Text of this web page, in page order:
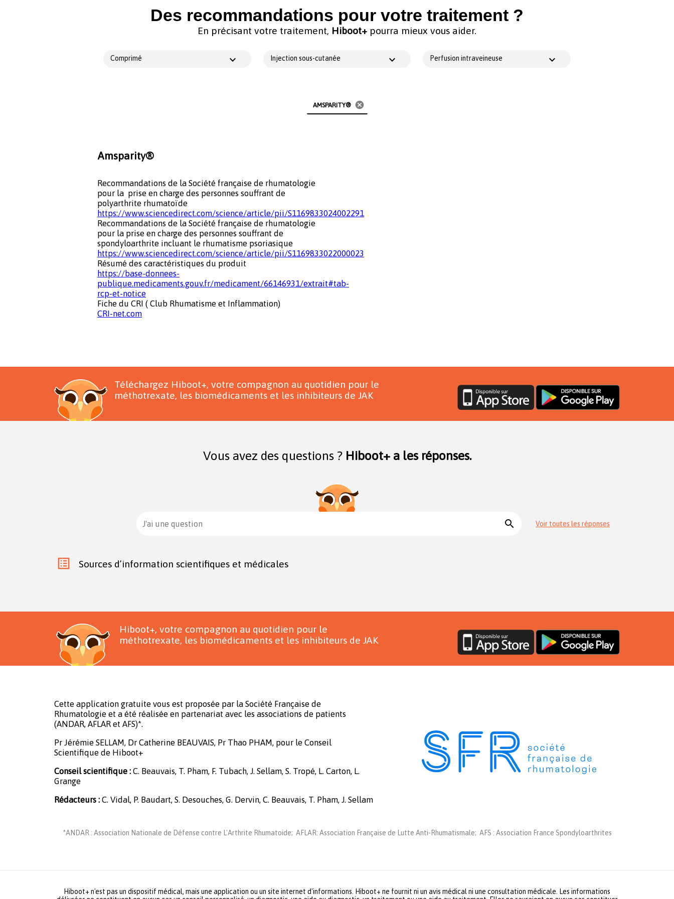
Des recommandations pour votre traitement ?
En précisant votre traitement, Hiboot+ pourra mieux vous aider.
Comprimé Injection sous-cutanée Perfusion intraveineuse
AMSPARITY® cancel
Amsparity®
Recommandations de la Société française de rhumatologie
pour la prise en charge des personnes souffrant de
polyarthrite rhumatoïde
https://www.sciencedirect.com/science/article/pii/S1169833024002291
Recommandations de la Société française de rhumatologie
pour la prise en charge des personnes souffrant de
spondyloarthrite incluant le rhumatisme psoriasique
https://www.sciencedirect.com/science/article/pii/S1169833022000023
Résumé des caractéristiques du produit
https://base-donnees-
publique.medicaments.gouv.fr/medicament/66146931/extrait#tab-
rcp-et-notice
Fiche du CRI ( Club Rhumatisme et Inflammation)
CRI-net.com
Téléchargez Hiboot+, votre compagnon au quotidien pour le
méthotrexate, les biomédicaments et les inhibiteurs de JAK
Vous avez des questions ? Hiboot+ a les réponses.
J'ai une question search Voir toutes les réponses
Sources d’information scientifiques et médicales
Hiboot+, votre compagnon au quotidien pour le
méthotrexate, les biomédicaments et les inhibiteurs de JAK
Cette application gratuite vous est proposée par la Société Française de
Rhumatologie et a été réalisée en partenariat avec les associations de patients
(ANDAR, AFLAR et AFS)*.
Pr Jérémie SELLAM, Dr Catherine BEAUVAIS, Pr Thao PHAM, pour le Conseil
Scientifique de Hiboot+
Conseil scientifique : C. Beauvais, T. Pham, F. Tubach, J. Sellam, S. Tropé, L. Carton, L.
Grange
Rédacteurs : C. Vidal, P. Baudart, S. Desouches, G. Dervin, C. Beauvais, T. Pham, J. Sellam
*ANDAR : Association Nationale de Défense contre L'Arthrite Rhumatoide; AFLAR: Association Française de Lutte Anti-Rhumatismale; AFS : Association France Spondyloarthrites
Hiboot+ n'est pas un dispositif médical, mais une application ou un site internet d'informations. Hiboot+ ne fournit ni un avis médical ni une consultation médicale. Les informations